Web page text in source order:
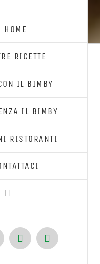
HOME
RICETTE
IL BIMBY
IL BIMBY
RISTORANTI
PinterestInstagram